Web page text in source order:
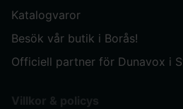
Katalogvaror
Besök vår butik i Borås!
Officiell partner för Dunavox i
Villkor & policys